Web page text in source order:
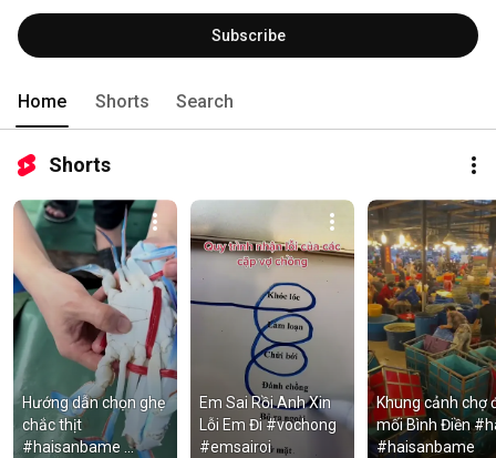
Subscribe
Home Shorts Search
Shorts
Hướng dẫn chọn ghẹ
chắc thịt
#haisanbame
Em Sai Rồi Anh Xin
Lỗi Em Đi #vochong
#emsairoi
Khung cảnh chợ
mối Bình Điền
#haisanbame